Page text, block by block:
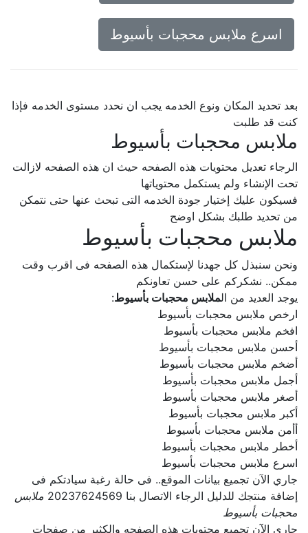
اسرع ملابس محجبات بأسيوط
بعد تحديد المكان ونوع الخدمه يجب ان نحدد مستوى الخدمه فإذا
كنت قد طلبت
ملابس محجبات بأسيوط
الرجاء تعديل محتويات هذه الصفحه حيث ان هذه الصفحه لازالت
تحت الإنشاء ولم يستكمل محتوياتها
فسيكون عليك إختيار جودة الخدمه التى تبحث عنها حتى نتمكن
من تحديد طلبك بشكل اوضح
ملابس محجبات بأسيوط
ونحن سنبذل كل جهدنا لإستكمال هذه الصفحه فى اقرب وقت
ممكن.. نشكركم على حسن تعاونكم
يوجد العديد من ال ملابس محجبات بأسيوط:
ارخص ملابس محجبات بأسيوط
افخم ملابس محجبات بأسيوط
أحسن ملابس محجبات بأسيوط
أضخم ملابس محجبات بأسيوط
أجمل ملابس محجبات بأسيوط
أصغر ملابس محجبات بأسيوط
أكبر ملابس محجبات بأسيوط
أأمن ملابس محجبات بأسيوط
أخطر ملابس محجبات بأسيوط
اسرع ملابس محجبات بأسيوط
جاري الآن تجميع بيانات الموقع.. فى حالة رغبة سيادتكم فى
إضافة منتجك للدليل الرجاء الاتصال بنا 20237624569
ملابس
محجبات بأسيوط
جارى الآن تجميع محتويات هذه الصفحه والكثير من صفحات